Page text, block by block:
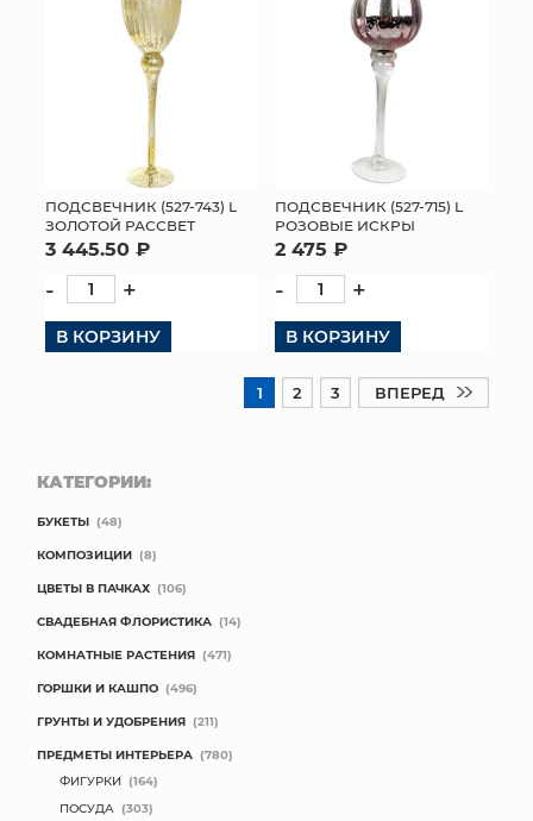
ПОДСВЕЧНИК (527-743) L
ЗОЛОТОЙ РАССВЕТ
3 445.50 ₽
- +
В КОРЗИНУ
ПОДСВЕЧНИК (527-715) L
РОЗОВЫЕ ИСКРЫ
2 475 ₽
- +
В КОРЗИНУ
1 2 3 ВПЕРЕД
КАТЕГОРИИ:
БУКЕТЫ (48)
КОМПОЗИЦИИ (8)
ЦВЕТЫ В ПАЧКАХ (106)
СВАДЕБНАЯ ФЛОРИСТИКА (14)
КОМНАТНЫЕ РАСТЕНИЯ (471)
ГОРШКИ И КАШПО (496)
ГРУНТЫ И УДОБРЕНИЯ (211)
ПРЕДМЕТЫ ИНТЕРЬЕРА (780)
ФИГУРКИ (164)
ПОСУДА (303)